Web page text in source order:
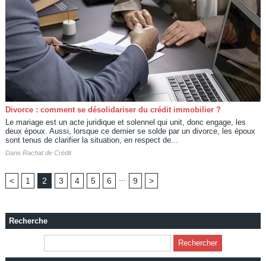
Divorce : comment se désolidariser du crédit immobilier ?
Le mariage est un acte juridique et solennel qui unit, donc engage, les
deux époux. Aussi, lorsque ce dernier se solde par un divorce, les époux
sont tenus de clarifier la situation, en respect de...
Dans Rachat de Crédit
< 1 2 3 4 5 6 9 >
Recherche